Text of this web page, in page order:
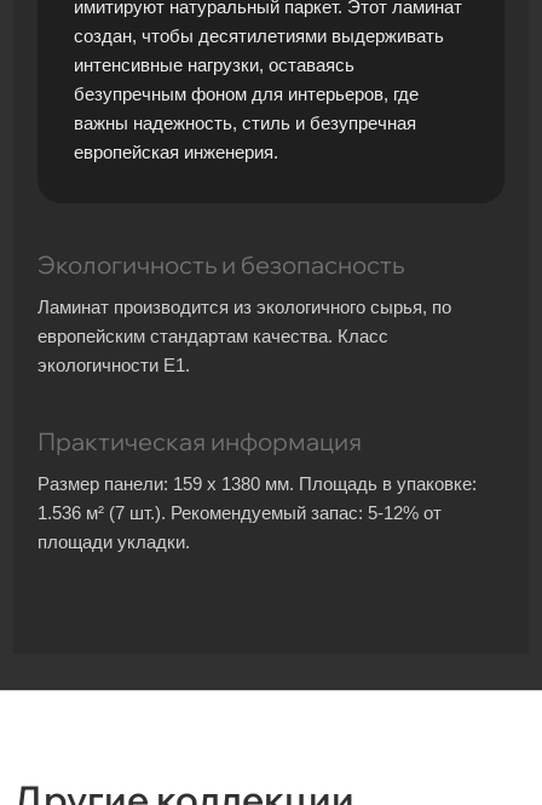
имитируют натуральный паркет. Этот ламинат
создан, чтобы десятилетиями выдерживать
интенсивные нагрузки, оставаясь
безупречным фоном для интерьеров, где
важны надежность, стиль и безупречная
европейская инженерия.
Экологичность и безопасность
Ламинат производится из экологичного сырья, по
европейским стандартам качества. Класс
экологичности Е1.
Практическая информация
Размер панели: 159 x 1380 мм. Площадь в упаковке:
1.536 м² (7 шт.). Рекомендуемый запас: 5-12% от
площади укладки.